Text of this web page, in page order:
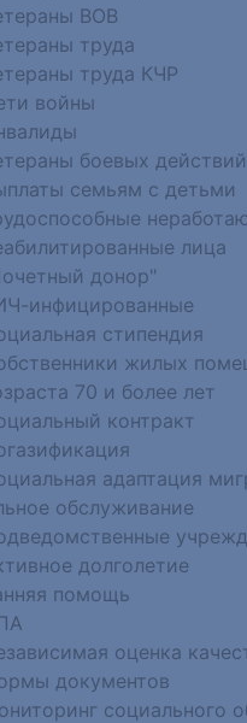
ВОВ
труда
труда КЧР
войны
боевых действий
семьям с детьми
лица
донор"
инфицированные
стипендия
жилых
70 и более лет
контракт
адаптация
обслуживание
долголетие
помощь
оценка
документов
социального